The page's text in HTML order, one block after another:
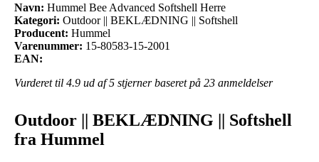
Navn: Hummel Bee Advanced Softshell Herre
Kategori: Outdoor || BEKLÆDNING || Softshell
Producent: Hummel
Varenummer: 15-80583-15-2001
EAN:
Vurderet til 4.9 ud af 5 stjerner baseret på 23 anmeldelser
Outdoor || BEKLÆDNING || Softshell
fra Hummel